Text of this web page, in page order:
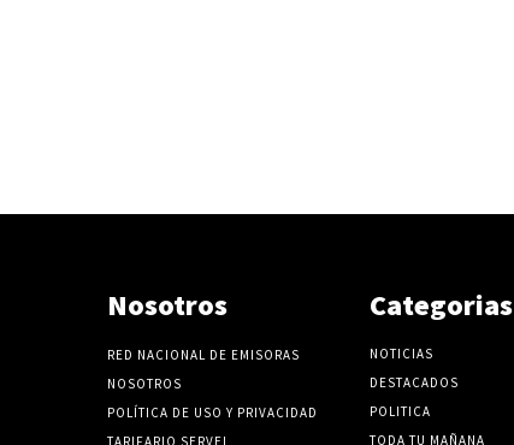
Nosotros
RED NACIONAL DE EMISORAS
NOSOTROS
POLÍTICA DE USO Y PRIVACIDAD
TARIFARIO SERVEL
Categorias
NOTICIAS
DESTACADOS
POLITICA
TODA TU MAÑANA